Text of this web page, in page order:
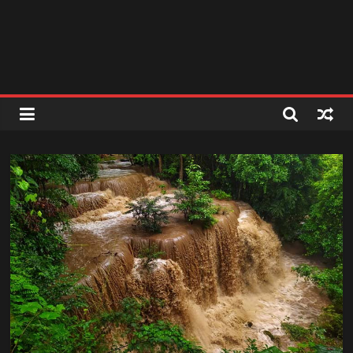
ลพบุรี
สถานี
ลพบุรี
วิทยุ
FM
ลพบุรี